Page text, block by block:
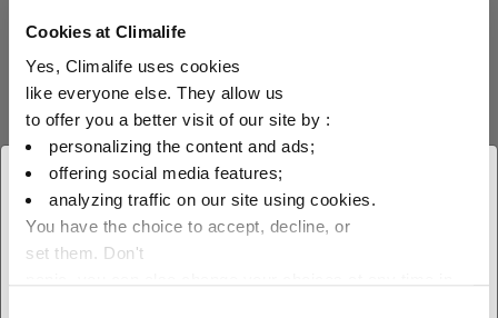
Cookies at Climalife
Yes, Climalife uses cookies
like everyone else. They allow us
to offer you a better visit of our site by :
personalizing the content and ads;
offering social media features;
analyzing traffic on our site using cookies.
You have the choice to accept, decline, or
set them. Don't
× Închideți
Selectați locația dvs.
Descoperiți
suportul tehnic
Vedeți instrumentele noastre
tehnice